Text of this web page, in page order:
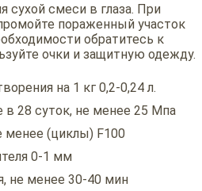
сухой смеси в глаза. При
пораженный участок
обратитесь к
очки и защитную одежду.
на 1 кг 0,2-0,24 л.
в 28 суток, не менее 25 Мпа
менее (циклы) F100
0-1 мм
не менее 30-40 мин